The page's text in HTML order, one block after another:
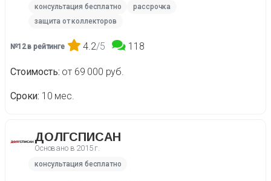
консультация бесплатно
рассрочка
защита от коллекторов
№12 в рейтинге 4.2/5 118
Стоимость от 69 000 руб.
Сроки 10 мес.
ДОЛГСПИСАН
Основано в 2015 г.
консультация бесплатно